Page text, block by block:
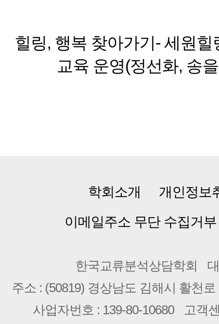
힐링, 행복 찾아가기- 세원
교육 운영(정선화, 송
학회소개
개인정보
이메일주소 무단 수집거부
한국교류분석상담학회
주소 : (50819) 경상남도 김해시 활천
사업자번호 : 139-80-10680
고객